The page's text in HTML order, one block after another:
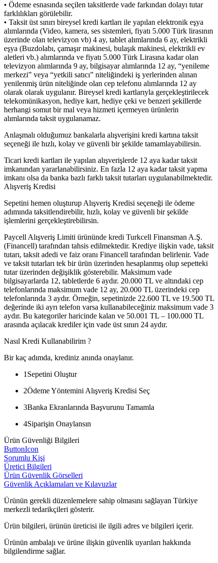
• Ödeme esnasında seçilen taksitlerde vade farkından dolayı tutar
farklılıkları görülebilir.
• Taksit üst sınırı bireysel kredi kartları ile yapılan elektronik eşya
alımlarında (Video, kamera, ses sistemleri, fiyatı 5.000 Türk lirasının
üzerinde olan televizyon vb) 4 ay, tablet alımlarında 6 ay, elektrikli
eşya (Buzdolabı, çamaşır makinesi, bulaşık makinesi, elektrikli ev
aletleri vb.) alımlarında ve fiyatı 5.000 Türk Lirasına kadar olan
televizyon alımlarında 9 ay, bilgisayar alımlarında 12 ay, “yenileme
merkezi” veya “yetkili satıcı” niteliğindeki iş yerlerinden alınan
yenilenmiş ürün niteliğinde olan cep telefonu alımlarında 12 ay
olarak olarak uygulanır. Bireysel kredi kartlarıyla gerçekleştirilecek
telekomünikasyon, hediye kart, hediye çeki ve benzeri şekillerde
herhangi somut bir mal veya hizmeti içermeyen ürünlerin
alımlarında taksit uygulanamaz.
Anlaşmalı olduğumuz bankalarla alışverişini kredi kartına taksit
seçeneği ile hızlı, kolay ve güvenli bir şekilde tamamlayabilirsin.
Ticari kredi kartları ile yapılan alışverişlerde 12 aya kadar taksit
imkanından yararlanabilirsiniz. En fazla 12 aya kadar taksit yapma
imkanı olsa da banka bazlı farklı taksit tutarları uygulanabilmektedir.
Alışveriş Kredisi
Sepetini hemen oluşturup Alışveriş Kredisi seçeneği ile ödeme
adımında taksitlendirebilir, hızlı, kolay ve güvenli bir şekilde
işlemlerini gerçekleştirebilirsin.
Paycell Alışveriş Limiti ürününde kredi Turkcell Finansman A.Ş.
(Financell) tarafından tahsis edilmektedir. Krediye ilişkin vade, taksit
tutarı, taksit adedi ve faiz oranı Financell tarafından belirlenir. Vade
ve taksit tutarları tek bir ürün üzerinden hesaplanmış olup sepetteki
tutar üzerinden değişiklik gösterebilir. Maksimum vade
bilgisayarlarda 12, tabletlerde 6 aydır. 20.000 TL ve altındaki cep
telefonlarında maksimum vade 12 ay, 20.000 TL üzerindeki cep
telefonlarında 3 aydır. Örneğin, sepetinizde 22.600 TL ve 19.500 TL
değerinde iki ayrı telefon varsa kullanabileceğiniz maksimum vade 3
aydır. Bu kategoriler haricinde kalan ve 50.001 TL – 100.000 TL
arasında açılacak krediler için vade üst sınırı 24 aydır.
Nasıl Kredi Kullanabilirim ?
Bir kaç adımda, krediniz anında onaylanır.
1 Sepetini Oluştur
2Ödeme Yöntemini Alışveriş Kredisi Seç
3Banka Ekranlarında Başvurunu Tamamla
4Siparişin Onaylansın
Ürün Güvenliği Bilgileri
ButtonIcon
Sorumlu Kişi
Üretici Bilgileri
Ürün Güvenlik Görselleri
Güvenlik Açıklamaları ve Kılavuzlar
Ürünün gerekli düzenlemelere sahip olmasını sağlayan Türkiye
merkezli tedarikçileri gösterir.
Ürün bilgileri, ürünün üreticisi ile ilgili adres ve bilgileri içerir.
Ürünün ambalajı ve ürüne ilişkin güvenlik uyarıları hakkında
bilgilendirme sağlar.